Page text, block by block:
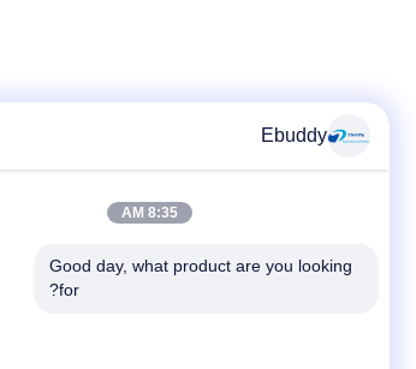
Ebuddy
8:35 AM
Good day, what product are you looking
for?